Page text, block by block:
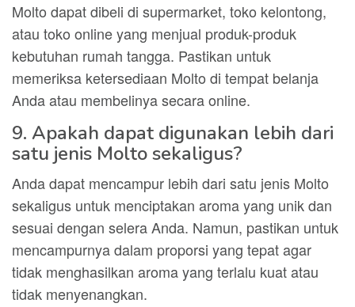
Molto dapat dibeli di supermarket, toko kelontong,
atau toko online yang menjual produk-produk
kebutuhan rumah tangga. Pastikan untuk
memeriksa ketersediaan Molto di tempat belanja
Anda atau membelinya secara online.
9. Apakah dapat digunakan lebih dari
satu jenis Molto sekaligus?
Anda dapat mencampur lebih dari satu jenis Molto
sekaligus untuk menciptakan aroma yang unik dan
sesuai dengan selera Anda. Namun, pastikan untuk
mencampurnya dalam proporsi yang tepat agar
tidak menghasilkan aroma yang terlalu kuat atau
tidak menyenangkan.